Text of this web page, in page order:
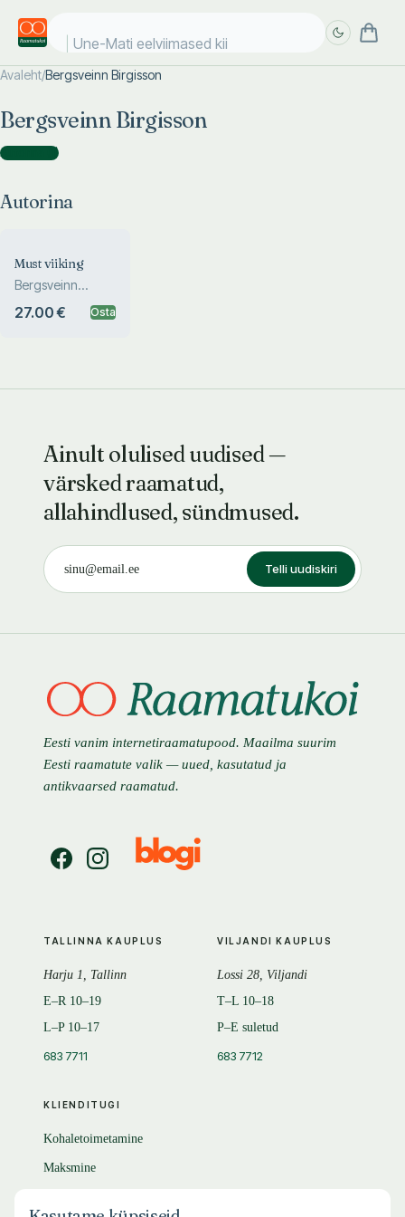
Une-Mati eelviimased kiik
Avaleht/Bergsveinn Birgisson
Bergsveinn Birgisson
Autorina )
Autorina
Must viiking
Bergsveinn
27.00 € Osta
Ainult olulised uudised —
värsked raamatud,
allahindlused, sündmused.
Telli uudiskiri
Eesti vanim internetiraamatupood. Maailma suurim
Eesti raamatute valik — uued, kasutatud ja
antikvaarsed raamatud.
KLIENDITUGI
Kohaletoimetamine
Maksmine
TALLINNA KAUPLUS
Harju 1, Tallinn
E–R 10–19
L–P 10–17
683 7711
VILJANDI KAUPLUS
Lossi 28, Viljandi
T–L 10–18
P–E suletud
683 7712